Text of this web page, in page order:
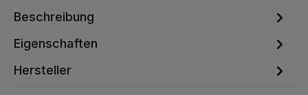
Beschreibung
Eigenschaften
Hersteller